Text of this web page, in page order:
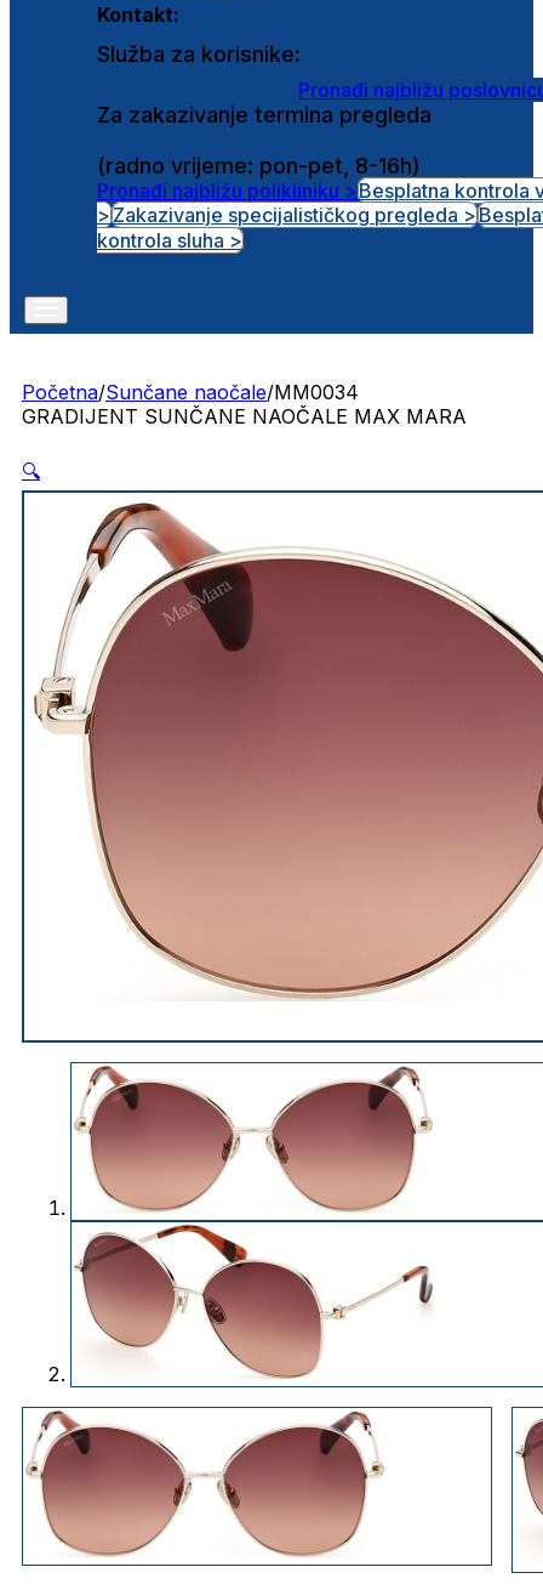
Kontakt:
Služba za korisnike:
Pronađi najbližu
Za zakazivanje termina pregleda
(radno vrijeme: pon-pet, 8-16h)
Pronađi najbližu polikliniku >Besplatna kontrola
>Zakazivanje specijalističkog pregleda >
kontrola sluha >
Početna/Sunčane naočale/MM0034
GRADIJENT SUNČANE NAOČALE MAX MARA
🔍